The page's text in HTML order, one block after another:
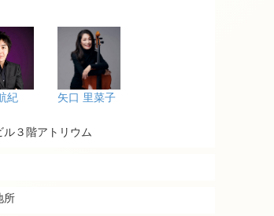
紀 矢口 里菜子
ル３階アトリウム
所